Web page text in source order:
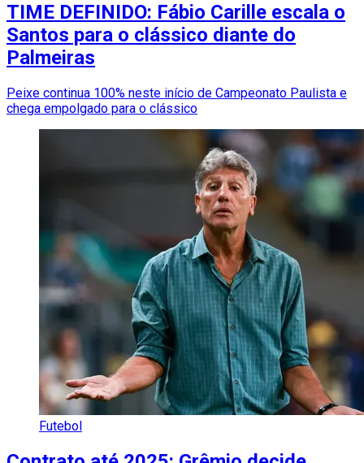
TIME DEFINIDO: Fábio Carille escala o
Santos para o clássico diante do
Palmeiras
Peixe continua 100% neste início de Campeonato Paulista e
chega empolgado para o clássico
Futebol